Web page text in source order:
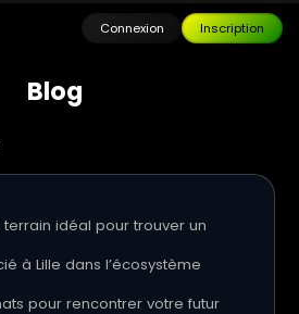
Connexion Inscription
Blog
terrain idéal pour trouver un
à Lille dans l’écosystème
pour rencontrer votre futur